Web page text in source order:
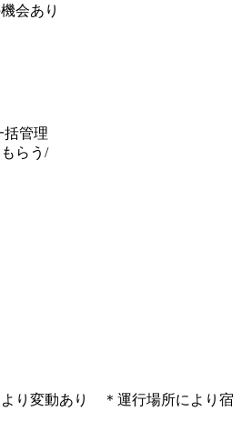
会あり
括管理
らう /
より変動あり ＊運行場所により宿